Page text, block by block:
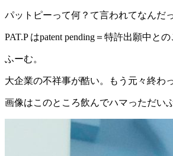
パットピーって何？て言われてなんだ
PAT.P はpatent pending＝特許出願中との
ふーむ。
大企業の不祥事が酷い。もう元々終わ
画像はこのところ飲んでハマっただい